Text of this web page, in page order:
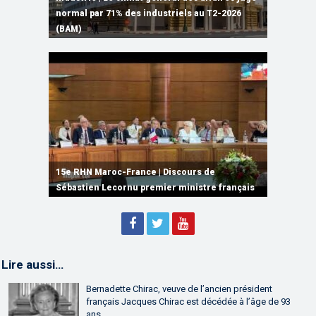
accompagner les projets des Marocains du
Monde
normal par 71% des industriels au T2-2026
(BAM)
grâce à une connectivité aérienne historique
de Ryanair
Laâyoune | L’agence américaine USTDA
accorde une subvention au consortium ORNX
infrastructures numériques, du Cloud
Computing et de l’IA
15e RHN Maroc-France | Signature de
plusieurs accords de coopération et de
partenariat
15e RHN Maroc-France | Discours de
Sébastien Lecornu premier ministre français
15e Réunion de Haut Niveau Maroc-France |
Discours de M. Aziz Akhannouch
Lire aussi…
Bernadette Chirac, veuve de l’ancien président
français Jacques Chirac est décédée à l’âge de 93